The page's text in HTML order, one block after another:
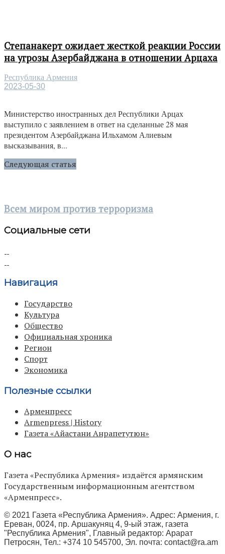
Степанакерт ожидает жесткой реакции России
на угрозы Азербайджана в отношении Арцаха
Республика Армения
2023-05-30
Министерство иностранных дел Республики Арцах
выступило с заявлением в ответ на сделанные 28 мая
президентом Азербайджана Ильхамом Алиевым
высказывания, в...
Следующая статья
Всем миром против терроризма
Социальные сети
Навигация
Государство
Культура
Общество
Официальная хроника
Регион
Спорт
Экономика
Полезные ссылки
Арменпресс
Armenpress | History
Газета «Айастани Анрапетутюн»
О нас
Газета «Республика Армения» издаётся армянским
Государственным информационным агентством
«Арменпресс».
© 2021 Газета «Республика Армения». Адрес: Армения, г.
Ереван, 0024, пр. Аршакуняц 4, 9-ый этаж, газета
"Республика Армения", Главный редактор: Арарат
Петросян, Тел.: +374 10 545700, Эл. почта: contact@ra.am